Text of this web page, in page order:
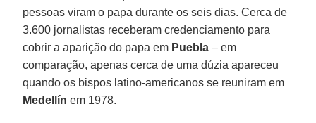
pessoas viram o papa durante os seis dias. Cerca de
3.600 jornalistas receberam credenciamento para
cobrir a aparição do papa em Puebla – em
comparação, apenas cerca de uma dúzia apareceu
quando os bispos latino-americanos se reuniram em
Medellín em 1978.